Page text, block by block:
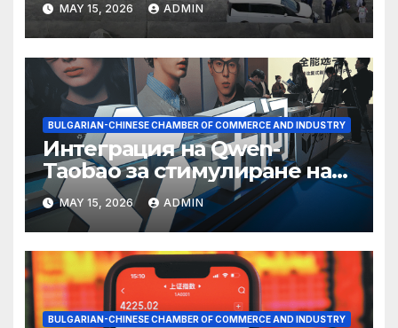
MAY 15, 2026 ADMIN
BULGARIAN-CHINESE CHAMBER OF COMMERCE AND INDUSTRY
Интеграция на Qwen-
Taobao за стимулиране на
пазаруването 618
MAY 15, 2026 ADMIN
BULGARIAN-CHINESE CHAMBER OF COMMERCE AND INDUSTRY